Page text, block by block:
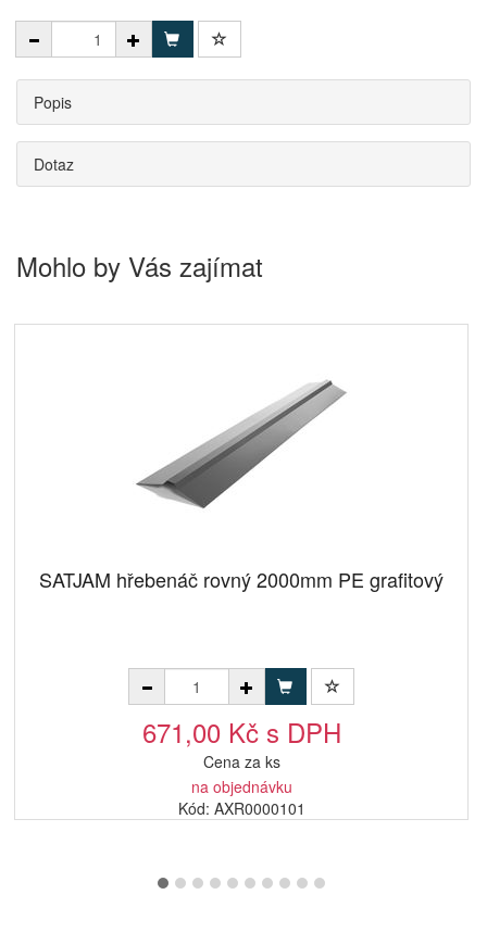
Popis
Dotaz
Mohlo by Vás zajímat
SATJAM hřebenáč rovný 2000mm PE grafitový
671,00 Kč s DPH
Cena za ks
na objednávku
Kód: AXR0000101